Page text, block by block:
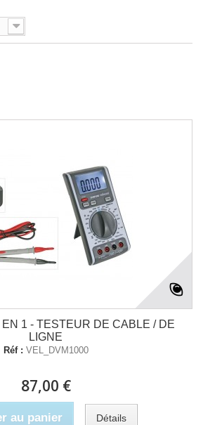
1 - TESTEUR DE CABLE / DE
LIGNE
Réf : VEL_DVM1000
87,00 €
au panier Détails